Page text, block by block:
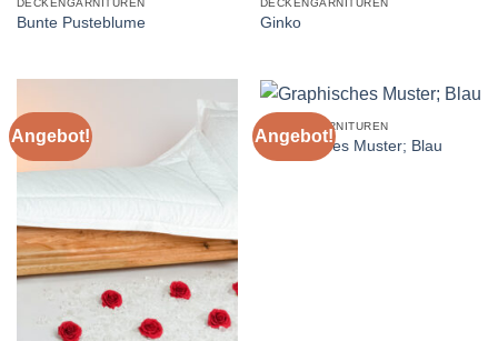
Bunte Pusteblume Ginko
Angebot! Angebot!
DECKENGARNITUREN
Graphisches Muster; Blau